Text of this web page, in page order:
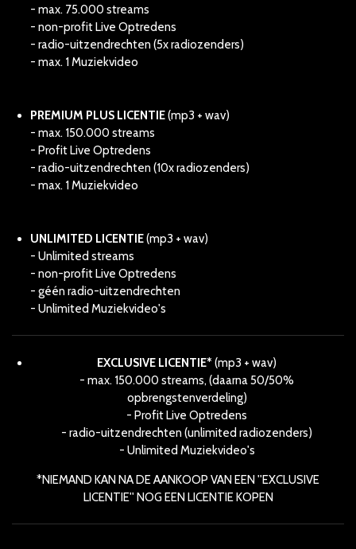
- max. 75.000 streams
- non-profit Live Optredens
- radio-uitzendrechten (5x radiozenders)
- max. 1 Muziekvideo
PREMIUM PLUS LICENTIE(mp3 + wav)
- max. 150.000 streams
- Profit Live Optredens
- radio-uitzendrechten (10x radiozenders)
- max. 1 Muziekvideo
UNLIMITED LICENTIE(mp3 + wav)
- Unlimited streams
- non-profit Live Optredens
- géén radio-uitzendrechten
- Unlimited Muziekvideo's
EXCLUSIVE LICENTIE* (mp3 + wav)
- max. 150.000 streams, (daarna 50/50%
opbrengstenverdeling)
- Profit Live Optredens
- radio-uitzendrechten (unlimited radiozenders)
- Unlimited Muziekvideo's
*NIEMAND KAN NA DE AANKOOP VAN EEN ''EXCLUSIVE
LICENTIE'' NOG EEN LICENTIE KOPEN